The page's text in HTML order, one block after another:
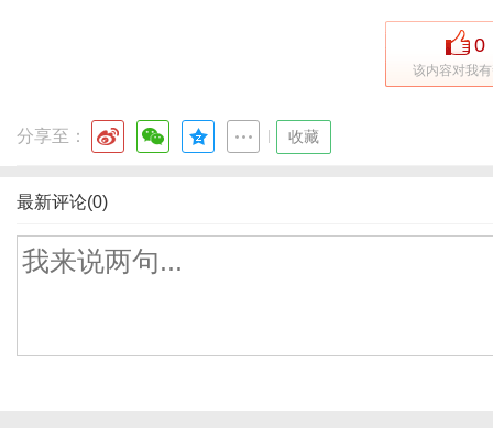
0
该内容对我
分享至： 收藏
最新评论(0)